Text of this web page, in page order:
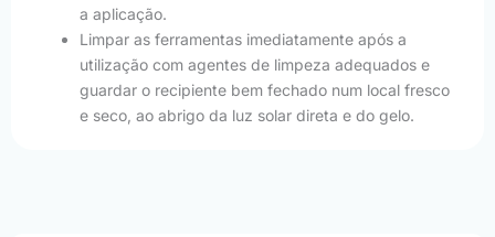
a aplicação.
Limpar as ferramentas imediatamente após a
utilização com agentes de limpeza adequados e
guardar o recipiente bem fechado num local fresco
e seco, ao abrigo da luz solar direta e do gelo.